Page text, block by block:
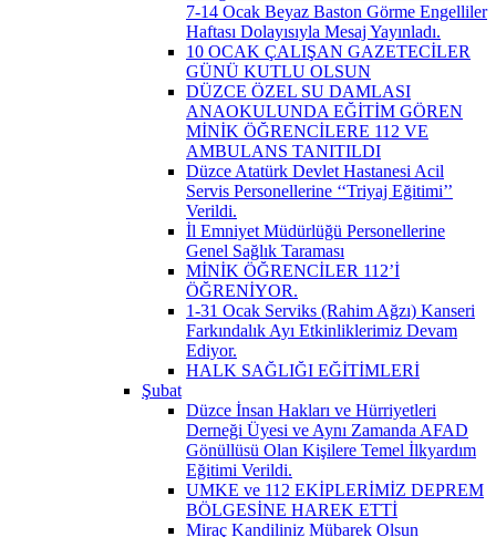
7-14 Ocak Beyaz Baston Görme Engelliler
Haftası Dolayısıyla Mesaj Yayınladı.
10 OCAK ÇALIŞAN GAZETECİLER
GÜNÜ KUTLU OLSUN
DÜZCE ÖZEL SU DAMLASI
ANAOKULUNDA EĞİTİM GÖREN
MİNİK ÖĞRENCİLERE 112 VE
AMBULANS TANITILDI
Düzce Atatürk Devlet Hastanesi Acil
Servis Personellerine ‘‘Triyaj Eğitimi’’
Verildi.
İl Emniyet Müdürlüğü Personellerine
Genel Sağlık Taraması
MİNİK ÖĞRENCİLER 112’İ
ÖĞRENİYOR.
1-31 Ocak Serviks (Rahim Ağzı) Kanseri
Farkındalık Ayı Etkinliklerimiz Devam
Ediyor.
HALK SAĞLIĞI EĞİTİMLERİ
Şubat
Düzce İnsan Hakları ve Hürriyetleri
Derneği Üyesi ve Aynı Zamanda AFAD
Gönüllüsü Olan Kişilere Temel İlkyardım
Eğitimi Verildi.
UMKE ve 112 EKİPLERİMİZ DEPREM
BÖLGESİNE HAREK ETTİ
Miraç Kandiliniz Mübarek Olsun